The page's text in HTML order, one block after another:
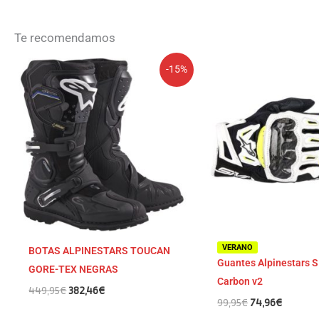
Te recomendamos
-15%
BOTAS ALPINESTARS TOUCAN
GORE-TEX NEGRAS
449,95€
El
precio
original
era:
449,95€.
382,46€
El
precio
actual
es:
382,46€.
VERANO
Guantes Alpinestars
Carbon v2
99,95€
era:
99,95€.
74,96€
es:
74,96€.